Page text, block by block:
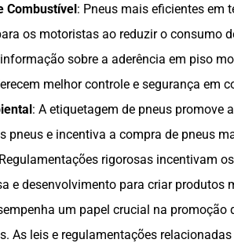
Combustível: Pneus mais eficientes em
os motoristas ao reduzir o consumo
sobre a aderência em piso
melhor controle e segurança em
: A etiquetagem de pneus promove
pneus e incentiva a compra de pneus
rigorosas incentivam
e desenvolvimento para criar produtos
um papel crucial na promoção
As leis e regulamentações